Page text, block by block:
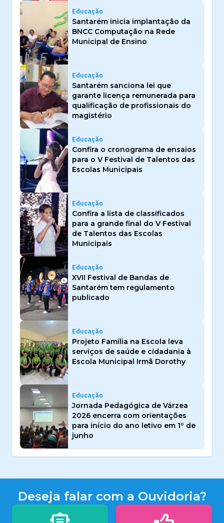
Educação
Santarém inicia implantação da
BNCC Computação na Rede
Municipal de Ensino
Educação
Santarém sanciona lei que
garante licença remunerada para
qualificação de profissionais do
magistério
Educação
Confira o cronograma de ensaios
para o V Festival de Talentos das
Escolas Municipais
Educação
Confira a lista de classificados
para a grande final do V Festival
de Talentos das Escolas
Municipais
Educação
XVII Festival de Bandas de
Santarém tem regulamento
publicado
Educação
Projeto Família na Escola leva
serviços de saúde e cidadania à
Escola Municipal Irmã Dorothy
Educação
Jornada Pedagógica de Várzea
2026 encerra com orientações
para início do ano letivo em 1º de
junho
Deseja falar com a Ouvidoria?